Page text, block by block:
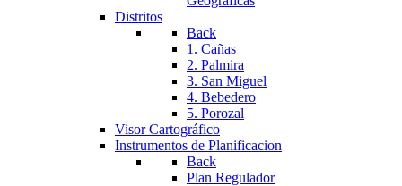
Distritos
Back
1. Cañas
2. Palmira
3. San Miguel
4. Bebedero
5. Porozal
Visor Cartográfico
Instrumentos de Planificacion
Back
Plan Regulador